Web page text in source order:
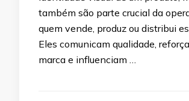
também são parte crucial da
quem vende, produz ou distribui
Eles comunicam qualidade,
marca e influenciam …